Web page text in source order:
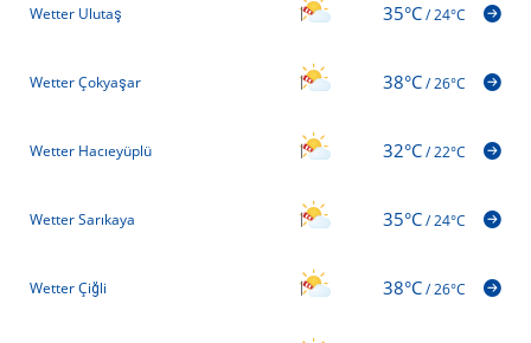
Wetter Ulutaş 35°C/24°C
Wetter Çokyaşar 38°C/26°C
Wetter Hacıeyüplü 32°C/22°C
Wetter Sarıkaya 35°C/24°C
Wetter Çiğli 38°C/26°C